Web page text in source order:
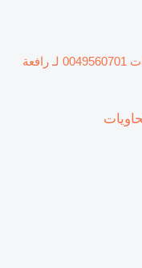
لوحة العدادات 0049560701 لـ رافعة